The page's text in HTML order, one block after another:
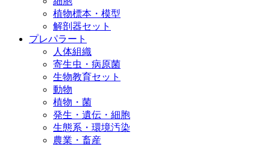
植物標本・模型
解剖器セット
プレパラート
人体組織
寄生虫・病原菌
生物教育セット
動物
植物・菌
発生・遺伝・細胞
生態系・環境汚染
農業・畜産